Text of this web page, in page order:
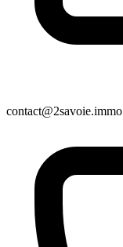
contact@2savoie.immo